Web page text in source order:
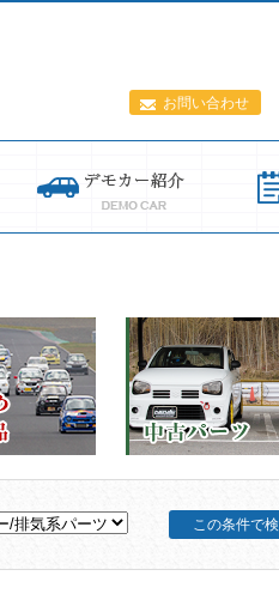
お問い合わせ